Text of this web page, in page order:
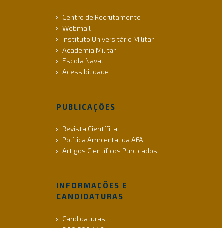
Centro de Recrutamento
Webmail
Instituto Universitário Militar
Academia Militar
Escola Naval
Acessibilidade
PUBLICAÇÕES
Revista Científica
Política Ambiental da AFA
Artigos Científicos Publicados
INFORMAÇÕES E
CANDIDATURAS
Candidaturas